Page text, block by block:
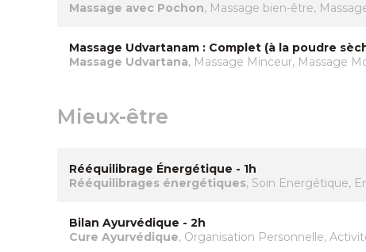
Massage avec Pochon, Massage bien-être,
Massage Udvartanam : Complet (à la poudre
Massage Udvartana, Massage Minceur, Massage
Mieux-être
Rééquilibrage Énergétique - 1h
Rééquilibrages énergétiques, Soin Energétique,
Bilan Ayurvédique - 2h
Cure Ayurvédique, Organisation Personnelle,